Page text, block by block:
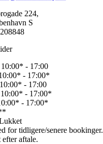
224,
S
- 17:00
- 17:00*
- 17:00
- 17:00*
- 17:00*
for tidligere/senere bookinger.
aftale.